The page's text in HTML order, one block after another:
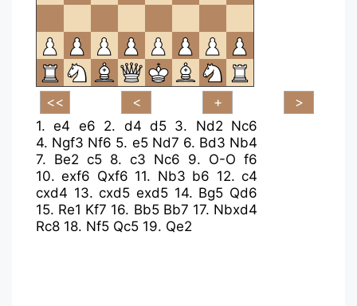
1.e4 e6 2. d4 d5 3. Nd2 Nc6
4. Ngf3 Nf6 5. e5 Nd7 6. Bd3 Nb4
7. Be2 c5 8. c3 Nc6 9. O-O f6
10.exf6 Qxf6 11. Nb3 b6 12.c4
cxd4 13.cxd5 exd5 14. Bg5 Qd6
15. Re1 Kf7 16. Bb5 Bb7 17. Nbxd4
Rc8 18. Nf5 Qc5 19. Qe2